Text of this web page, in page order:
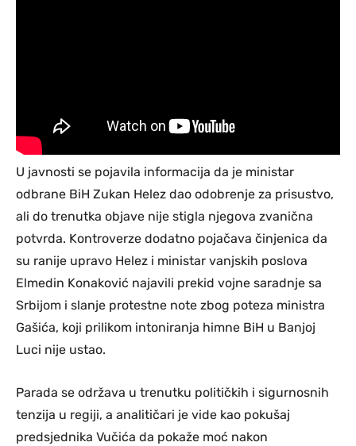
U javnosti se pojavila informacija da je ministar
odbrane BiH Zukan Helez dao odobrenje za prisustvo,
ali do trenutka objave nije stigla njegova zvanična
potvrda. Kontroverze dodatno pojačava činjenica da
su ranije upravo Helez i ministar vanjskih poslova
Elmedin Konaković najavili prekid vojne saradnje sa
Srbijom i slanje protestne note zbog poteza ministra
Gašića, koji prilikom intoniranja himne BiH u Banjoj
Luci nije ustao.
Parada se održava u trenutku političkih i sigurnosnih
tenzija u regiji, a analitičari je vide kao pokušaj
predsjednika Vučića da pokaže moć nakon